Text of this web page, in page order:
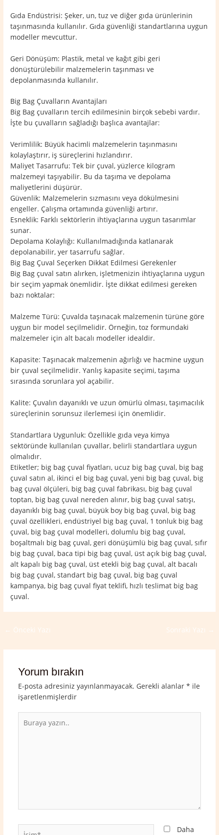
Gıda Endüstrisi: Şeker, un, tuz ve diğer gıda ürünlerinin
taşınmasında kullanılır. Gıda güvenliği standartlarına uygun
modeller mevcuttur.
Geri Dönüşüm: Plastik, metal ve kağıt gibi geri
dönüştürülebilir malzemelerin taşınması ve
depolanmasında kullanılır.
Big Bag Çuvalların Avantajları
Big Bag çuvalların tercih edilmesinin birçok sebebi vardır.
İşte bu çuvalların sağladığı başlıca avantajlar:
Verimlilik: Büyük hacimli malzemelerin taşınmasını
kolaylaştırır, iş süreçlerini hızlandırır.
Maliyet Tasarrufu: Tek bir çuval, yüzlerce kilogram
malzemeyi taşıyabilir. Bu da taşıma ve depolama
maliyetlerini düşürür.
Güvenlik: Malzemelerin sızmasını veya dökülmesini
engeller. Çalışma ortamında güvenliği artırır.
Esneklik: Farklı sektörlerin ihtiyaçlarına uygun tasarımlar
sunar.
Depolama Kolaylığı: Kullanılmadığında katlanarak
depolanabilir, yer tasarrufu sağlar.
Big Bag Çuval Seçerken Dikkat Edilmesi Gerekenler
Big Bag çuval satın alırken, işletmenizin ihtiyaçlarına uygun
bir seçim yapmak önemlidir. İşte dikkat edilmesi gereken
bazı noktalar:
Malzeme Türü: Çuvalda taşınacak malzemenin türüne göre
uygun bir model seçilmelidir. Örneğin, toz formundaki
malzemeler için alt bacalı modeller idealdir.
Kapasite: Taşınacak malzemenin ağırlığı ve hacmine uygun
bir çuval seçilmelidir. Yanlış kapasite seçimi, taşıma
sırasında sorunlara yol açabilir.
Kalite: Çuvalın dayanıklı ve uzun ömürlü olması, taşımacılık
süreçlerinin sorunsuz ilerlemesi için önemlidir.
Standartlara Uygunluk: Özellikle gıda veya kimya
sektöründe kullanılan çuvallar, belirli standartlara uygun
olmalıdır.
Etiketler; big bag çuval fiyatları, ucuz big bag çuval, big bag
çuval satın al, ikinci el big bag çuval, yeni big bag çuval, big
bag çuval ölçüleri, big bag çuval fabrikası, big bag çuval
toptan, big bag çuval nereden alınır, big bag çuval satışı,
dayanıklı big bag çuval, büyük boy big bag çuval, big bag
çuval özellikleri, endüstriyel big bag çuval, 1 tonluk big bag
çuval, big bag çuval modelleri, dolumlu big bag çuval,
boşaltmalı big bag çuval, geri dönüşümlü big bag çuval, sıfır
big bag çuval, baca tipi big bag çuval, üst açık big bag çuval,
alt kapalı big bag çuval, üst etekli big bag çuval, alt bacalı
big bag çuval, standart big bag çuval, big bag çuval
kampanya, big bag çuval fiyat teklifi, hızlı teslimat big bag
çuval.
← Önceki Yazı Sonraki Yazı →
Yorum bırakın
E-posta adresiniz yayınlanmayacak. Gerekli alanlar * ile
işaretlenmişlerdir
yazın..
İsim*
Daha